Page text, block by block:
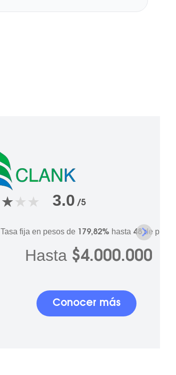
3.0 /5
Tasa fija en pesos de 179,82% hasta 48de plazo.
Hasta $4.000.000
Conocer más